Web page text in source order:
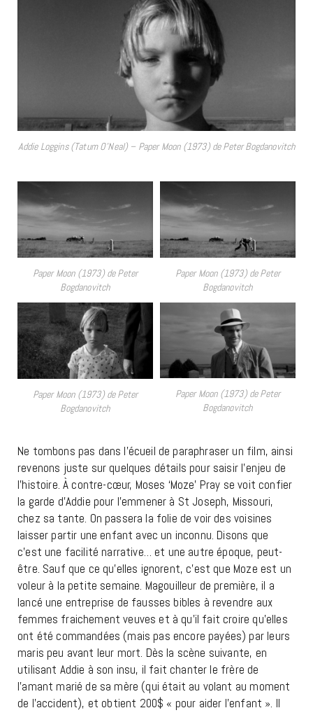
Addie Loggins (Tatum O’Neal) – Paper Moon (1973) de Peter Bogdanovitch
Paper Moon (1973) de Peter
Bogdanovitch
Paper Moon (1973) de Peter
Bogdanovitch
Paper Moon (1973) de Peter
Bogdanovitch
Paper Moon (1973) de Peter
Bogdanovitch
Ne tombons pas dans l’écueil de paraphraser un film, ainsi
revenons juste sur quelques détails pour saisir l’enjeu de
l’histoire. À contre-cœur, Moses ‘Moze’ Pray se voit confier
la garde d’Addie pour l’emmener à St Joseph, Missouri,
chez sa tante. On passera la folie de voir des voisines
laisser partir une enfant avec un inconnu. Disons que
c’est une facilité narrative… et une autre époque, peut-
être. Sauf que ce qu’elles ignorent, c’est que Moze est un
voleur à la petite semaine. Magouilleur de première, il a
lancé une entreprise de fausses bibles à revendre aux
femmes fraichement veuves et à qu’il fait croire qu’elles
ont été commandées (mais pas encore payées) par leurs
maris peu avant leur mort. Dès la scène suivante, en
utilisant Addie à son insu, il fait chanter le frère de
l’amant marié de sa mère (qui était au volant au moment
de l’accident), et obtient 200$ « pour aider l’enfant ». Il